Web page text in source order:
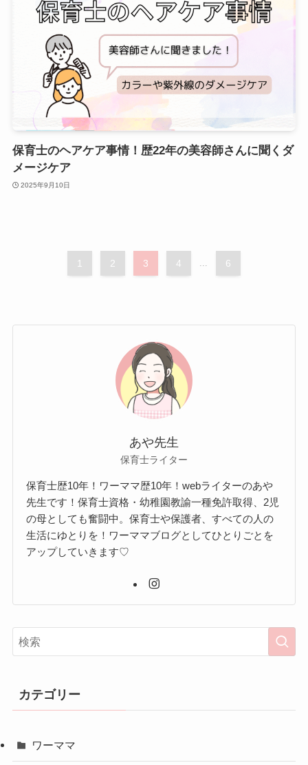
保育士のヘアケア事情！歴22年の美容師さんに聞くダ
メージケア
2025年9月10日
1 2 3 4 ... 6
あや先生
保育士ライター
保育士歴10年！ワーママ歴10年！webライターのあや
先生です！保育士資格・幼稚園教諭一種免許取得、2児
の母としても奮闘中。保育士や保護者、すべての人の
生活にゆとりを！ワーママブログとしてひとりごとを
アップしていきます♡
カテゴリー
ワーママ